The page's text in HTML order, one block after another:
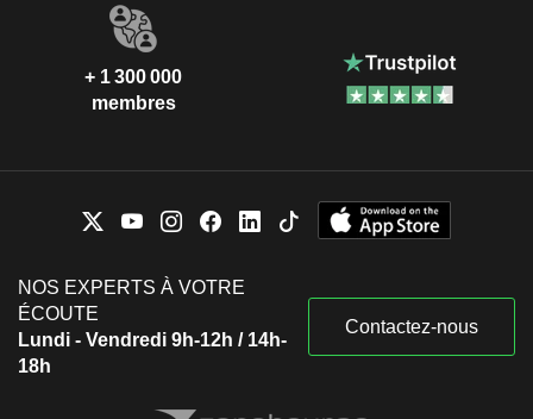
+ 1 300 000
membres
NOS EXPERTS À VOTRE
ÉCOUTE
Lundi - Vendredi 9h-12h / 14h-
18h
Contactez-nous